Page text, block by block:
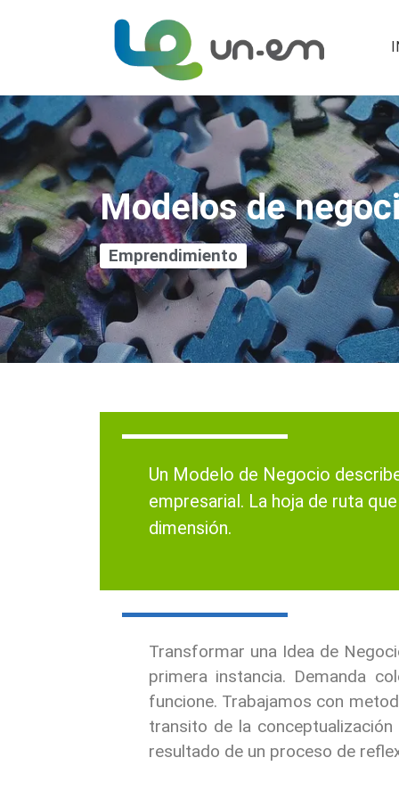
Modelos de
Emprendimiento
Un Modelo de Negocio
empresarial. La hoja de ruta
dimensión.
Transformar una Idea de
primera instancia. Demanda
funcione. Trabajamos con
transito de la
resultado de un proceso de